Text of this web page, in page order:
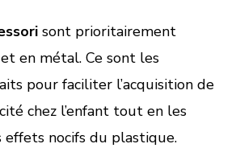
sont prioritairement
en métal. Ce sont les
pour faciliter l’acquisition de
chez l’enfant tout en les
effets nocifs du plastique.